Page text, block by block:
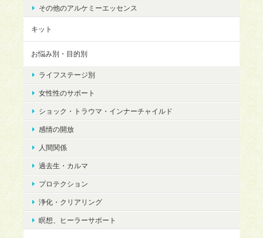
その他のアルケミーエッセンス
キット
お悩み別・目的別
ライフステージ別
女性性のサポート
ショック・トラウマ・インナーチャイルド
感情の開放
人間関係
過去生・カルマ
プロテクション
浄化・クリアリング
瞑想、ヒーラーサポート